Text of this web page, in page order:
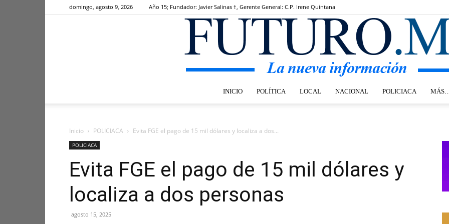
domingo, agosto 9, 2026 Año 15; Fundador: Javier Salinas †, Gerente General: C.P. Irene Quintana
INICIO POLÍTICA LOCAL NACIONAL POLICIACA
Inicio POLICIACA Evita FGE el pago de 15 mil dólares y localiza a dos...
POLICIACA
Evita FGE el pago de 15 mil dólares y
localiza a dos personas
agosto 15, 2025